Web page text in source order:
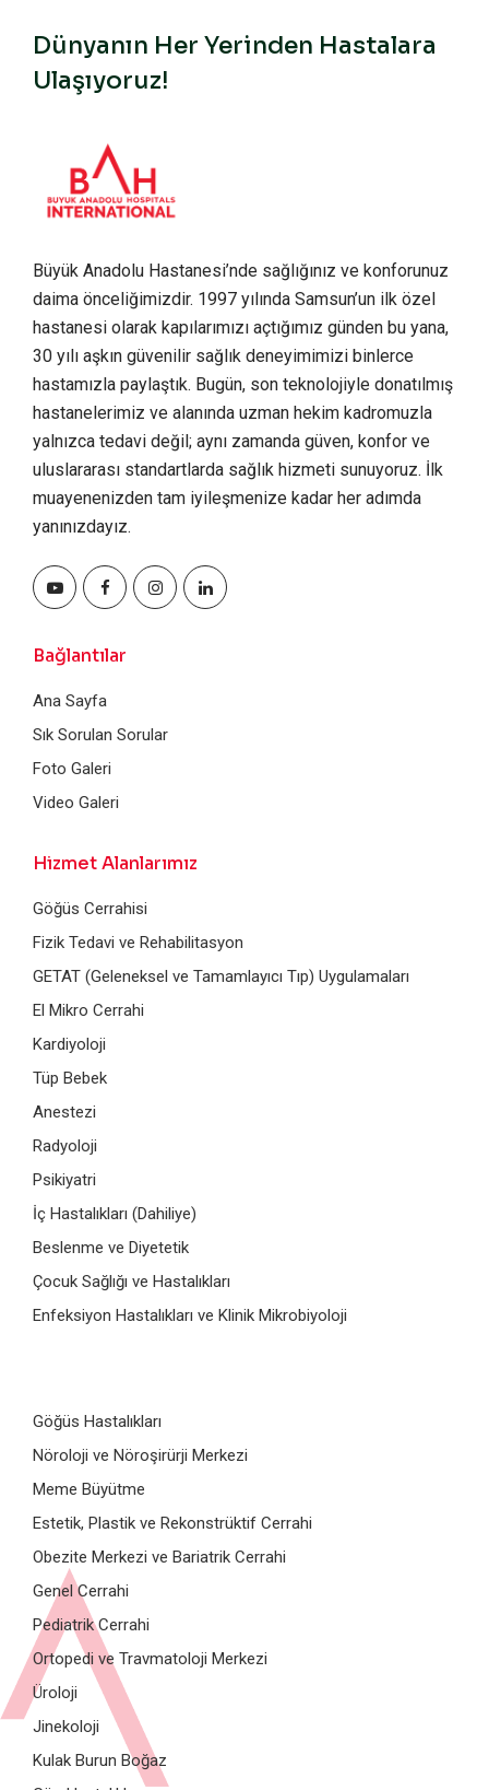
Dünyanın Her Yerinden Hastalara
Ulaşıyoruz!
Büyük Anadolu Hastanesi’nde sağlığınız ve konforunuz
daima önceliğimizdir. 1997 yılında Samsun’un ilk özel
hastanesi olarak kapılarımızı açtığımız günden bu yana,
30 yılı aşkın güvenilir sağlık deneyimimizi binlerce
hastamızla paylaştık. Bugün, son teknolojiyle donatılmış
hastanelerimiz ve alanında uzman hekim kadromuzla
yalnızca tedavi değil; aynı zamanda güven, konfor ve
uluslararası standartlarda sağlık hizmeti sunuyoruz. İlk
muayenenizden tam iyileşmenize kadar her adımda
yanınızdayız.
Bağlantılar
Ana Sayfa
Sık Sorulan Sorular
Foto Galeri
Video Galeri
Hizmet Alanlarımız
Göğüs Cerrahisi
Fizik Tedavi ve Rehabilitasyon
GETAT (Geleneksel ve Tamamlayıcı Tıp) Uygulamaları
El Mikro Cerrahi
Kardiyoloji
Tüp Bebek
Anestezi
Radyoloji
Psikiyatri
İç Hastalıkları (Dahiliye)
Beslenme ve Diyetetik
Çocuk Sağlığı ve Hastalıkları
Enfeksiyon Hastalıkları ve Klinik Mikrobiyoloji
Göğüs Hastalıkları
Nöroloji ve Nöroşirürji Merkezi
Meme Büyütme
Estetik, Plastik ve Rekonstrüktif Cerrahi
Obezite Merkezi ve Bariatrik Cerrahi
Genel Cerrahi
Pediatrik Cerrahi
Ortopedi ve Travmatoloji Merkezi
Üroloji
Jinekoloji
Kulak Burun Boğaz